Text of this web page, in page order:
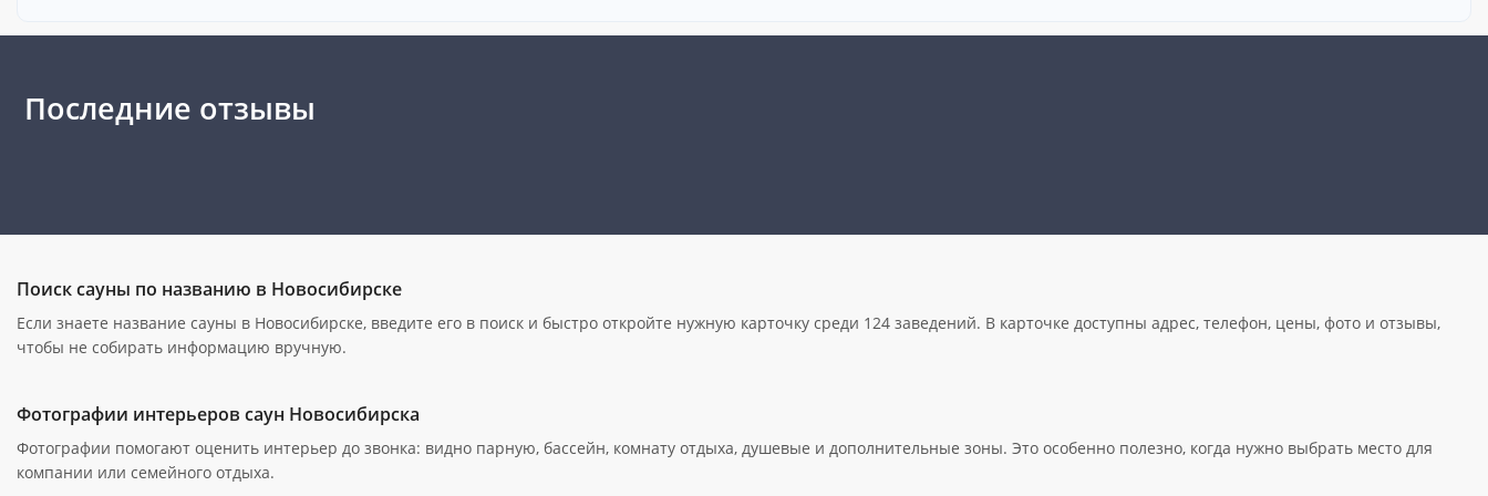
Последние отзывы
Поиск сауны по названию в Новосибирске
Если знаете название сауны в Новосибирске, введите его в поиск и быстро откройте нужную карточку среди 124 заведений. В карточке доступны адрес, телефон, цены, фото и отзывы,
чтобы не собирать информацию вручную.
Фотографии интерьеров саун Новосибирска
Фотографии помогают оценить интерьер до звонка: видно парную, бассейн, комнату отдыха, душевые и дополнительные зоны. Это особенно полезно, когда нужно выбрать место для
компании или семейного отдыха.